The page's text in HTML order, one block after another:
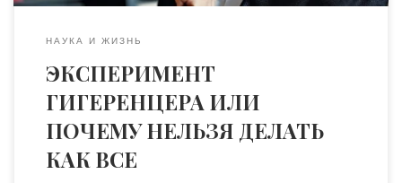
НАУКА И ЖИЗНЬ
ЭКСПЕРИМЕНТ
ГИГЕРЕНЦЕРА ИЛИ
ПОЧЕМУ НЕЛЬЗЯ ДЕЛАТЬ
КАК ВСЕ